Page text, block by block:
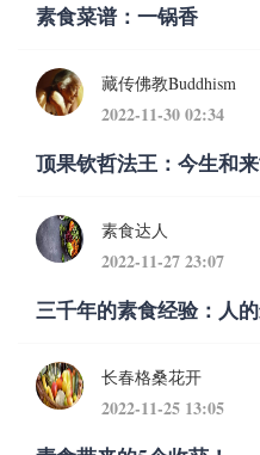
素食菜谱：一锅香
藏传佛教Buddhism
2022-11-30 02:34
顶果钦哲法王：今生和
素食达人
2022-11-27 23:07
三千年的素食经验：人
长春格桑花开
2022-11-25 13:05